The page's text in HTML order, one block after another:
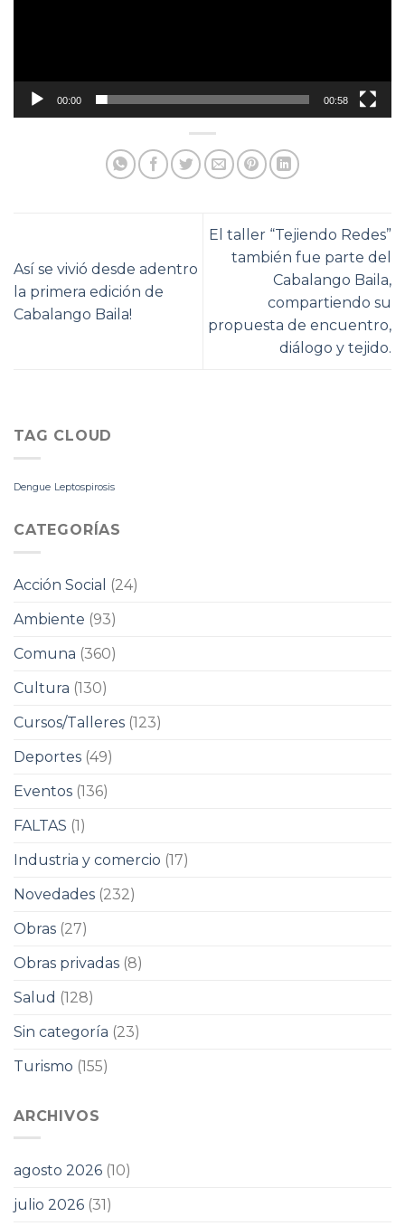
00:00 00:58
Así se vivió desde adentro
la primera edición de
Cabalango Baila!
El taller “Tejiendo Redes”
también fue parte del
Cabalango Baila,
compartiendo su
propuesta de encuentro,
diálogo y tejido.
TAG CLOUD
Dengue Leptospirosis
CATEGORÍAS
Acción Social
(24)
Ambiente (93)
Comuna (360)
Cultura (130)
Cursos/Talleres (123)
Deportes (49)
Eventos (136)
FALTAS (1)
Industria y comercio (17)
Novedades (232)
Obras (27)
Obras privadas (8)
Salud (128)
Sin categoría (23)
Turismo (155)
ARCHIVOS
agosto 2026 (10)
julio 2026 (31)